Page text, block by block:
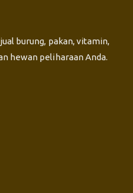
burung, pakan, vitamin,
hewan peliharaan Anda.